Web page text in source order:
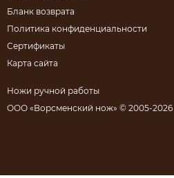
Бланк возврата
Политика конфиденциальности
Сертификаты
Карта сайта
Ножи ручной работы
ООО «Ворсменский нож» © 2005-2026